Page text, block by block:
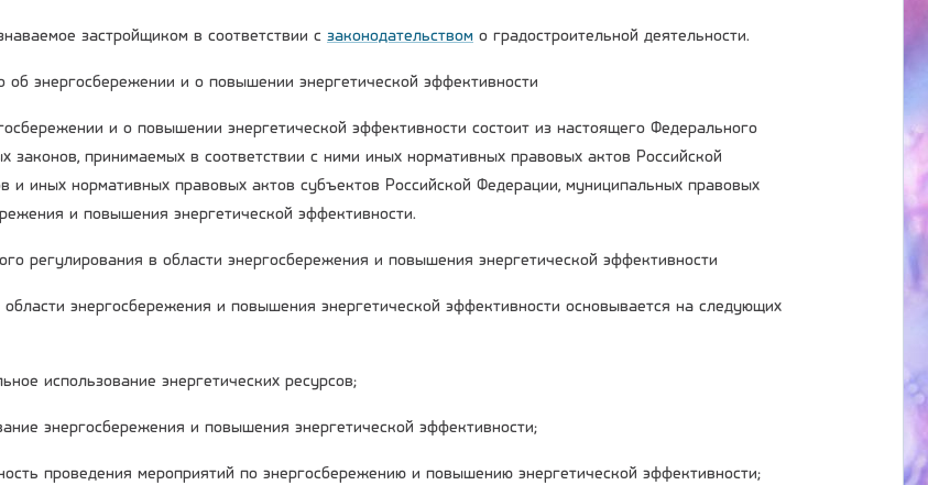
застройщиком в соответствии с законодательством о градостроительной деятельности.
об энергосбережении и о повышении энергетической эффективности
и о повышении энергетической эффективности состоит из настоящего Федерального
законов, принимаемых в соответствии с ними иных нормативных правовых актов Российской
и иных нормативных правовых актов субъектов Российской Федерации, муниципальных правовых
и повышения энергетической эффективности.
регулирования в области энергосбережения и повышения энергетической эффективности
энергосбережения и повышения энергетической эффективности основывается на следующих
использование энергетических ресурсов;
энергосбережения и повышения энергетической эффективности;
проведения мероприятий по энергосбережению и повышению энергетической эффективности;